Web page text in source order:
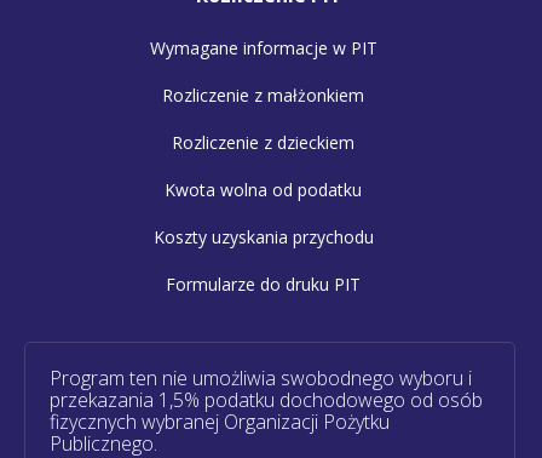
Wymagane informacje w PIT
Rozliczenie z małżonkiem
Rozliczenie z dzieckiem
Kwota wolna od podatku
Koszty uzyskania przychodu
Formularze do druku PIT
Program ten nie umożliwia swobodnego wyboru i
przekazania 1,5% podatku dochodowego od osób
fizycznych wybranej Organizacji Pożytku
Publicznego.